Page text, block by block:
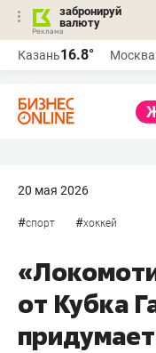
забронируй
валюту
Казань16.8° Москва
20 мая 2026
#спорт #хоккей
от Кубка